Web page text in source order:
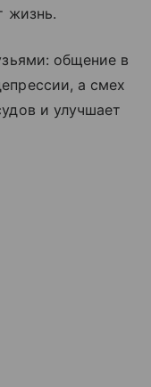
жизнь.
общение в
а смех
и улучшает